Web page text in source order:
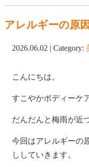
アレルギーの原
2026.06.02 | Category:
こんにちは。
すこやかボディーケ
だんだんと梅雨が近
今回はアレルギーの
ししていきます。